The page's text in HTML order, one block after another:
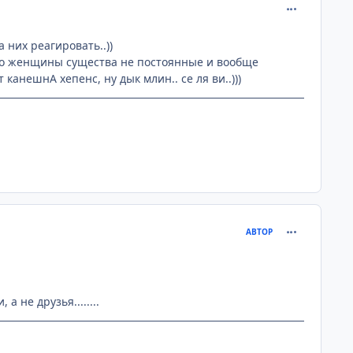
реагировать..))
женщины существа не постоянные и вообще
хепенс, ну дык млин.. се ля ви..)))
АВТОР
а не друзья........